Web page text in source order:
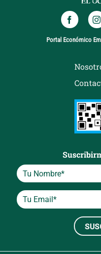
Portal Económico